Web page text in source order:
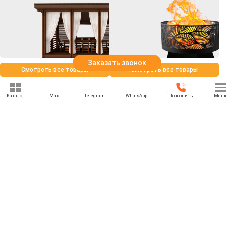
Смотреть все товары Смотреть все товары
Заказать звонок
Каталог Max Telegram WhatsApp Позвонить